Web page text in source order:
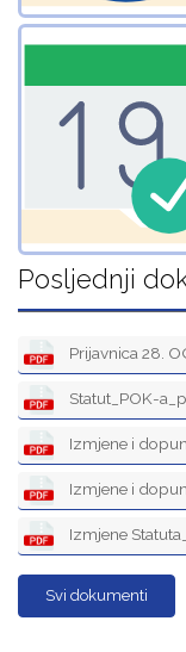
Posljednji
Prijavnica 28.
Statut_POK-
Izmjene i
Izmjene i
Izmjene
Svi dokumenti